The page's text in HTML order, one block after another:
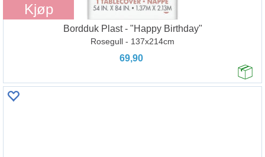
Kjøp
Bordduk Plast - "Happy Birthday"
Rosegull - 137x214cm
69,90